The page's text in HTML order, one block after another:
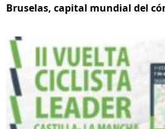
Bruselas, capital mundial del